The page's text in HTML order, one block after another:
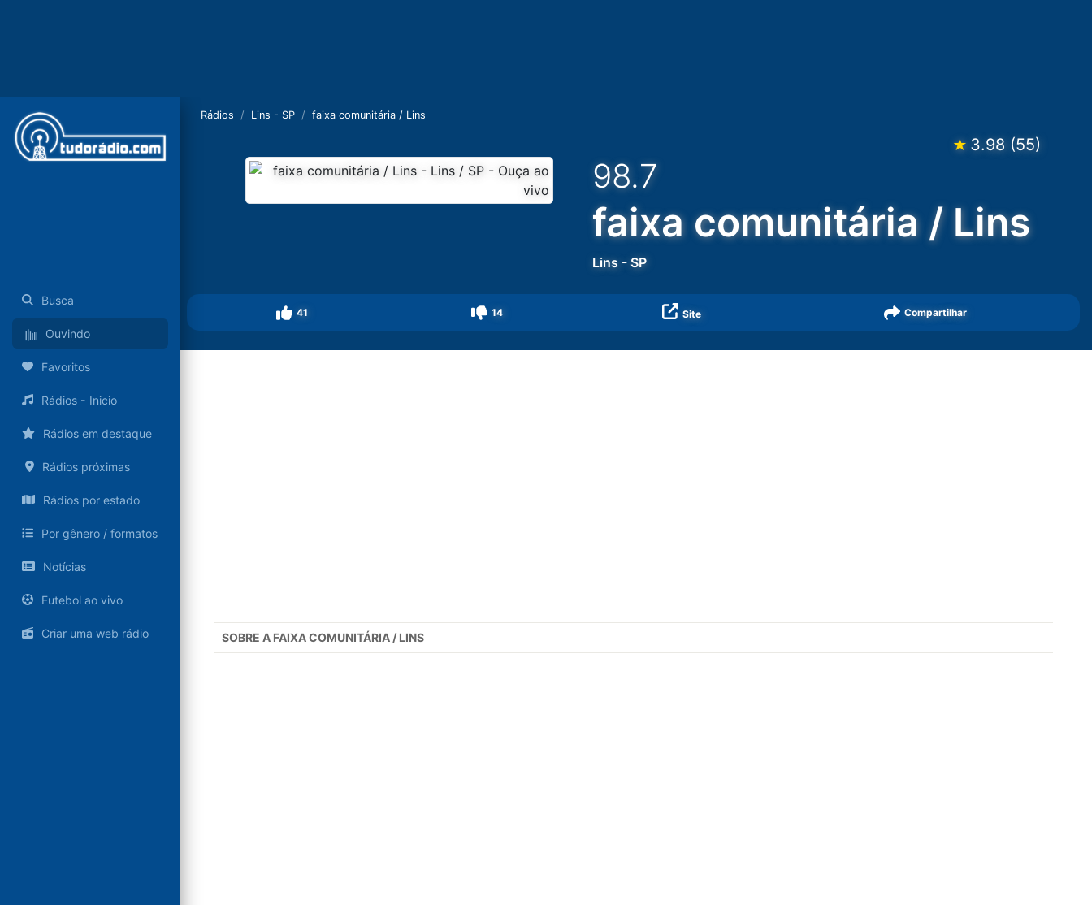
Busca
Ouvindo
Favoritos
Rádios - Inicio
Rádios em destaque
Rádios próximas
Rádios por estado
Por gênero / formatos
Notícias
Futebol ao vivo
Criar uma web rádio
Rádios Lins - SP faixa comunitária / Lins
★ 3.98 (55)
98.7
faixa comunitária / Lins
Lins -SP
41 14 Site Compartilhar
SOBRE A FAIXA COMUNITÁRIA / LINS